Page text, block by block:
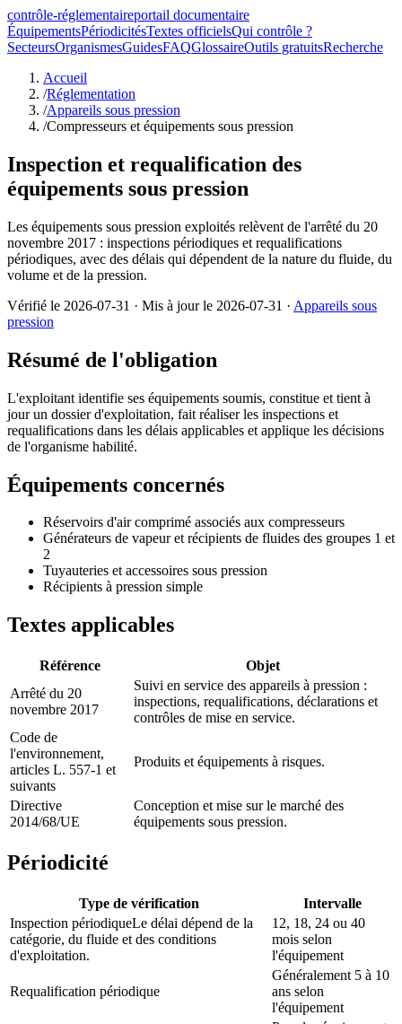
contrôle-réglementaireportail documentaire
ÉquipementsPériodicitésTextes officielsQui contrôle ?
SecteursOrganismesGuidesFAQGlossaireOutils gratuitsRecherche
Accueil
/Réglementation
/Appareils sous pression
/Compresseurs et équipements sous pression
Inspection et requalification des
équipements sous pression
Les équipements sous pression exploités relèvent de l'arrêté du 20
novembre 2017 : inspections périodiques et requalifications
périodiques, avec des délais qui dépendent de la nature du fluide, du
volume et de la pression.
Vérifié le 2026-07-31 · Mis à jour le 2026-07-31 · Appareils sous
pression
Résumé de l'obligation
L'exploitant identifie ses équipements soumis, constitue et tient à
jour un dossier d'exploitation, fait réaliser les inspections et
requalifications dans les délais applicables et applique les décisions
de l'organisme habilité.
Équipements concernés
Réservoirs d'air comprimé associés aux compresseurs
Générateurs de vapeur et récipients de fluides des groupes 1 et
2
Tuyauteries et accessoires sous pression
Récipients à pression simple
Textes applicables
Référence
Objet
Arrêté du 20
novembre 2017
Suivi en service des appareils à pression :
inspections, requalifications, déclarations et
contrôles de mise en service.
Code de
l'environnement,
articles L. 557-1 et
suivants
Produits et équipements à risques.
Directive
2014/68/UE
Conception et mise sur le marché des
équipements sous pression.
Périodicité
Type de vérification
Intervalle
Inspection périodiqueLe délai dépend de la
catégorie, du fluide et des conditions
d'exploitation.
12, 18, 24 ou 40
mois selon
l'équipement
Requalification périodique
Généralement 5 à 10
ans selon
l'équipement